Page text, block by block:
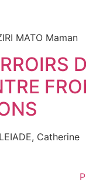
MATO Maman
Catherine